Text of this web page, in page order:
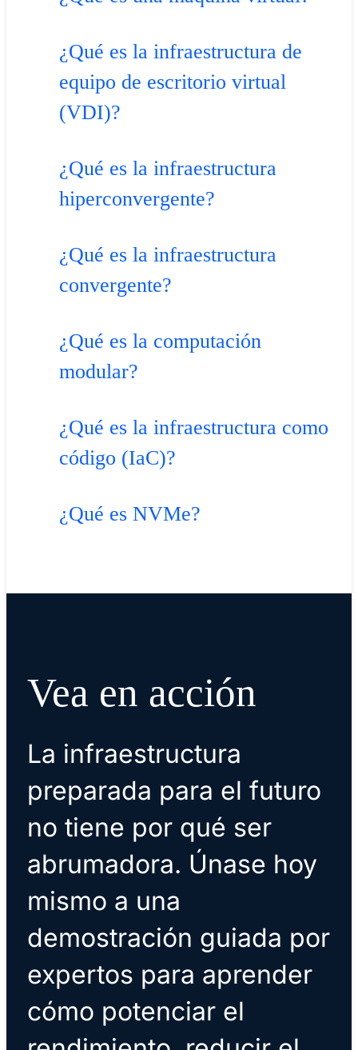
¿Qué es la infraestructura de
equipo de escritorio virtual
(VDI)?
¿Qué es la infraestructura
hiperconvergente?
¿Qué es la infraestructura
convergente?
¿Qué es la computación
modular?
¿Qué es la infraestructura como
código (IaC)?
¿Qué es NVMe?
Vea en acción
La infraestructura
preparada para el futuro
no tiene por qué ser
abrumadora. Únase hoy
mismo a una
demostración guiada por
expertos para aprender
cómo potenciar el